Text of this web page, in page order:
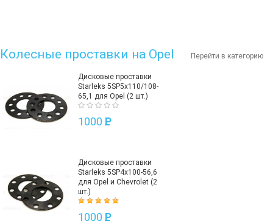
Колесные проставки на Opel Перейти в категорию
Дисковые проставки
Starleks 5SP5х110/108-
65,1 для Opel (2 шт.)
1000 P
Дисковые проставки
Starleks 5SP4х100-56,6
для Opel и Chevrolet (2
шт.)
1000 P